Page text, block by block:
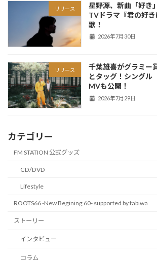
リリース
星野源、新曲「好き
TVドラマ『君の好
歌！
2026年7月30日
リリース
千葉雄喜がグラミー
とタッグ！シングル
MVも公開！
2026年7月29日
カテゴリー
FM STATION 公式グッズ
CD/DVD
Lifestyle
ROOTS66 -New Begining 60- supported by tabiwa
ストーリー
インタビュー
コラム